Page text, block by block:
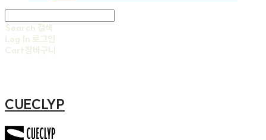
Search 검색
Log In 로그인
Cart장바구니
CUECLYP